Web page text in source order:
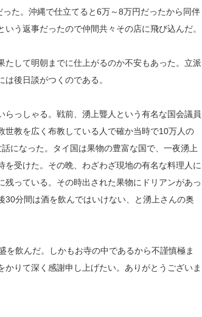
た。沖縄で仕立てると6万～8万円だったから同伴
う返事だったので仲間共々その店に飛び込んだ。
して明朝までに仕上がるのか不安もあった。立派
後日談がつくのである。
っしゃる。戦前、湧上聾人という有名な国会議員
教を広く布教している人で確か当時で10万人の
になった。タイ国は果物の豊富な国で、一夜湧上
受けた。その晩、わざわざ現地の有名な料理人に
っている。その時出された果物にドリアンがあっ
分間は酒を飲んではいけない、と湧上さんの奥
を飲んだ。しかもお寺の中であるから不謹慎極ま
りて深く感謝申し上げたい。ありがとうございま